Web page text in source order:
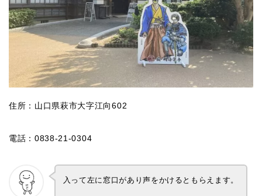
住所：山口県萩市大字江向602
電話：0838-21-0304
入って左に窓口があり声をかけるともらえます。